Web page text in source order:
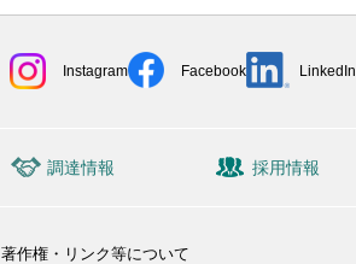
Instagram Facebook LinkedIn
調達情報 採用情報
著作権・リンク等について